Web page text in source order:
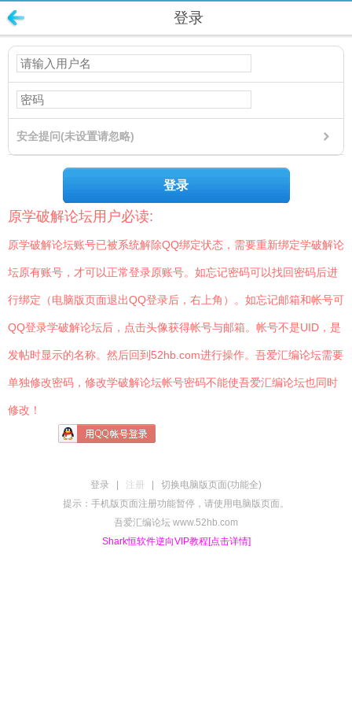
登录
安全提问(未设置请忽略)
登录
原学破解论坛用户必读:
原学破解论坛账号已被系统解除QQ绑定状态，需要重新绑定学破解论
坛原有账号，才可以正常登录原账号。如忘记密码可以找回密码后进
行绑定（电脑版页面退出QQ登录后，右上角）。如忘记邮箱和帐号可
QQ登录学破解论坛后，点击头像获得帐号与邮箱。帐号不是UID，是
发帖时显示的名称。然后回到52hb.com进行操作。吾爱汇编论坛需要
单独修改密码，修改学破解论坛帐号密码不能使吾爱汇编论坛也同时
修改！
登录 注册
切换电脑版页面(功能全)
提示：手机版页面注册功能暂停，请使用电脑版页面。
吾爱汇编论坛 www.52hb.com
Shark恒软件逆向VIP教程[点击详情]